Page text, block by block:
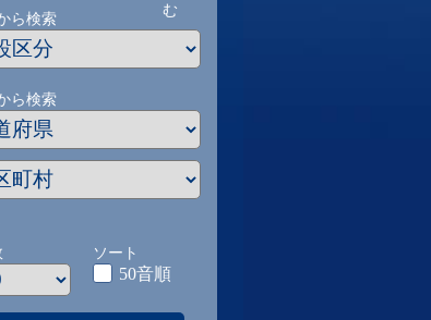
む
ら検索
ら検索
ソート
50音順